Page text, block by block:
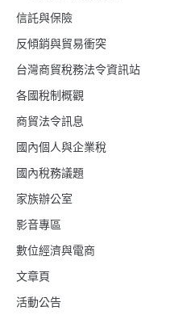
信託與保險
反傾銷與貿易衝突
台灣商貿稅務法令資訊站
各國稅制概觀
商貿法令訊息
國內個人與企業稅
國內稅務議題
家族辦公室
影音專區
數位經濟與電商
文章頁
活動公告